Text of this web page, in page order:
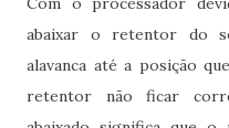
abaixar o retentor do
alavanca até a posição
retentor não ficar